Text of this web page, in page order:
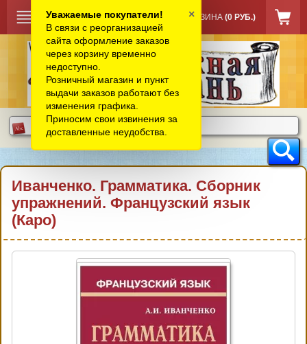
КОРЗИНА (0 РУБ.)
Иванченко. Грамматика. Сборник
упражнений. Французский язык
(Каро)
Уважаемые покупатели!
В связи с реорганизацией
сайта оформление заказов
через корзину временно
недоступно.
Розничный магазин и пункт
выдачи заказов работают без
изменения графика.
Приносим свои извинения за
доставленные неудобства.
×